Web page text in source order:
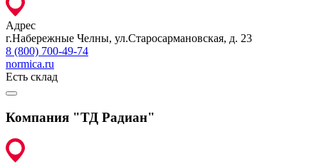
Адрес
г.Набережные Челны, ул.Старосармановская, д. 23
8 (800) 700-49-74
normica.ru
Есть склад
Компания "ТД Радиан"